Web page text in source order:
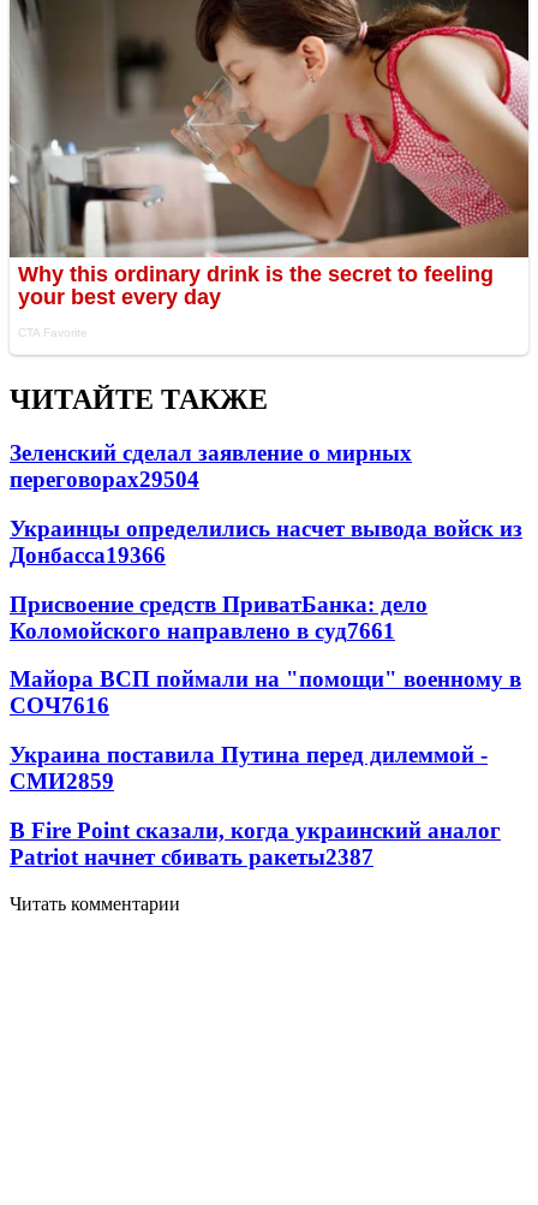
ЧИТАЙТЕ ТАКЖЕ
Зеленский сделал заявление о мирных
переговорах29504
Украинцы определились насчет вывода войск из
Донбасса19366
Присвоение средств ПриватБанка: дело
Коломойского направлено в суд7661
Майора ВСП поймали на "помощи" военному в
СОЧ7616
Украина поставила Путина перед дилеммой -
СМИ2859
В Fire Point сказали, когда украинский аналог
Patriot начнет сбивать ракеты2387
Читать комментарии